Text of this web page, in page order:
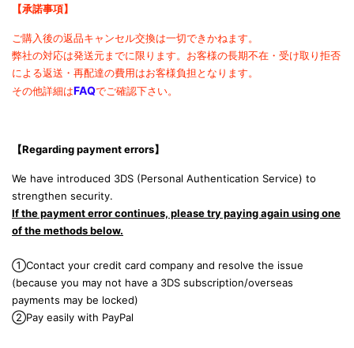
【承諾事項】
ご購入後の返品キャンセル交換は一切できかねます。
弊社の対応は発送元までに限ります。 お客様の長期不在・受け取り拒否
による返送・再配達の費用はお客様負担となります。
その他詳細はFAQでご確認下さい。
【Regarding payment errors】
We have introduced 3DS (Personal Authentication Service) to
strengthen security.
If the payment error continues, please try paying again using one
of the methods below.
①Contact your credit card company and resolve the issue
(because you may not have a 3DS subscription/overseas
payments may be locked)
②Pay easily with PayPal